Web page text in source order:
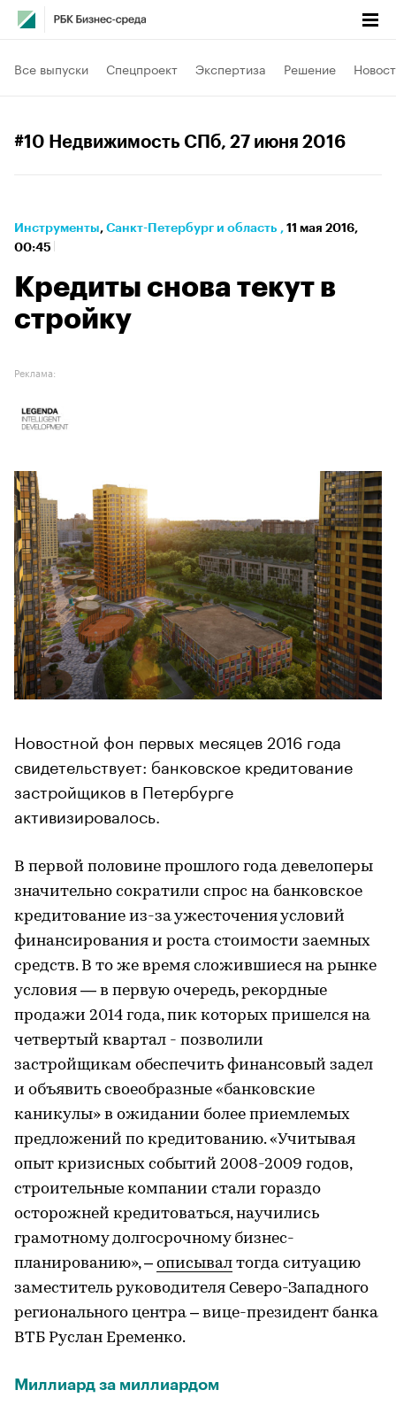
Все выпуски Спецпроект Экспертиза Решение
#10 Недвижимость СПб, 27 июня 2016
Инструменты⁠, Санкт-Петербург и область , 11 мая 2016,
00:45
Кредиты снова текут в
стройку
Реклама:
Новостной фон первых месяцев 2016 года
свидетельствует: банковское кредитование
застройщиков в Петербурге
активизировалось.
В первой половине прошлого года девелоперы
значительно сократили спрос на банковское
кредитование из-за ужесточения условий
финансирования и роста стоимости заемных
средств. В то же время сложившиеся на рынке
условия — в первую очередь, рекордные
продажи 2014 года, пик которых пришелся на
четвертый квартал - позволили
застройщикам обеспечить финансовый задел
и объявить своеобразные «банковские
каникулы» в ожидании более приемлемых
предложений по кредитованию. «Учитывая
опыт кризисных событий 2008-2009 годов,
строительные компании стали гораздо
осторожней кредитоваться, научились
грамотному долгосрочному бизнес-
планированию», – описывал тогда ситуацию
заместитель руководителя Северо-Западного
регионального центра – вице-президент банка
ВТБ Руслан Еременко.
Миллиард за миллиардом